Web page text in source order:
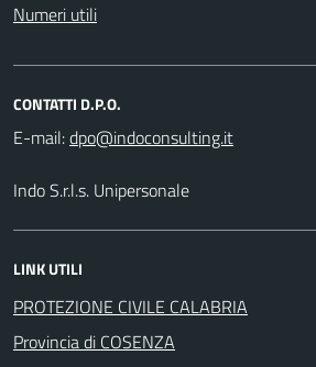
Numeri utili
CONTATTI D.P.O.
E-mail:
Indo S.r.l.s. Unipersonale
LINK UTILI
PROTEZIONE CIVILE CALABRIA
Provincia di COSENZA